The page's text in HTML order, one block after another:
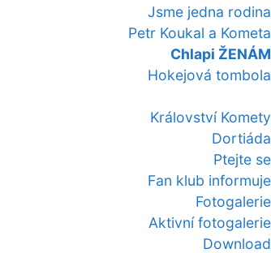
Jsme jedna rodina
Petr Koukal a Kometa
Chlapi ŽENÁM
Hokejová tombola
Království Komety
Dortiáda
Ptejte se
Fan klub informuje
Fotogalerie
Aktivní fotogalerie
Download